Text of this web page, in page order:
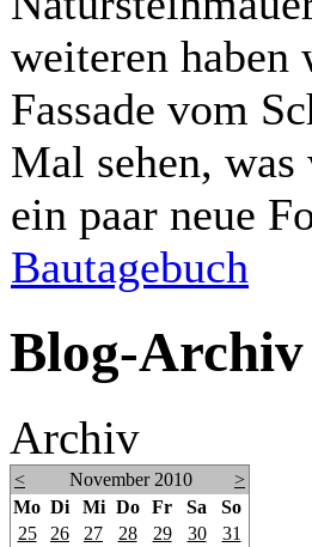
weiteren haben
Fassade vom
Mal sehen, was
ein paar neue
Bautagebuch
Blog-Archiv
Archiv
< November 2010
>
Mo Di Mi Do Fr Sa
So
25
26 27 28 29 30
31